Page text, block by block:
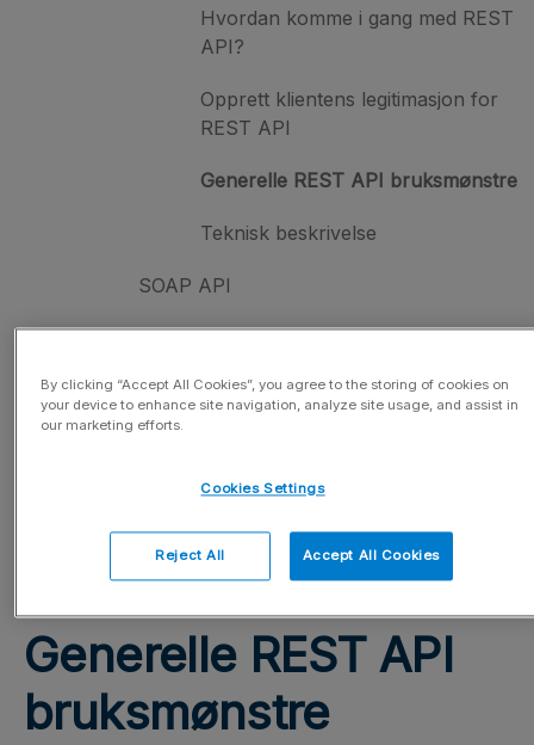
Hvordan komme i gang med REST
API?
Opprett klientens legitimasjon for
REST API
Generelle REST API bruksmønstre
Teknisk beskrivelse
SOAP API
Økonomi
Visma Business
Severa tjenestefakturering
Generelle REST API
bruksmønstre
By clicking “Accept All Cookies”, you agree to the storing of cookies on
your device to enhance site navigation, analyze site usage, and assist in
our marketing efforts.
Cookies Settings
Reject All Accept All Cookies